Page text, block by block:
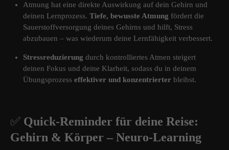
Atmung hat eine direkte Auswirkung auf dein Gehirn und
deinen Lernprozess. Tiefe, bewusste Atmung fördert die
Sauerstoffversorgung deines Gehirns und hilft, Stress
abzubauen – was wiederum deine Lernfähigkeit verbessert.
Stressreduzierung durch kontrolliertes Atmen steigert
deinen Fokus und deine Klarheit, sodass du in deinem
Übungsprozess effektiver und konzentrierter bleibst.
✅ Quick-Reminder für deine Reise:
Gehirn & Körper – Neuro-Learning